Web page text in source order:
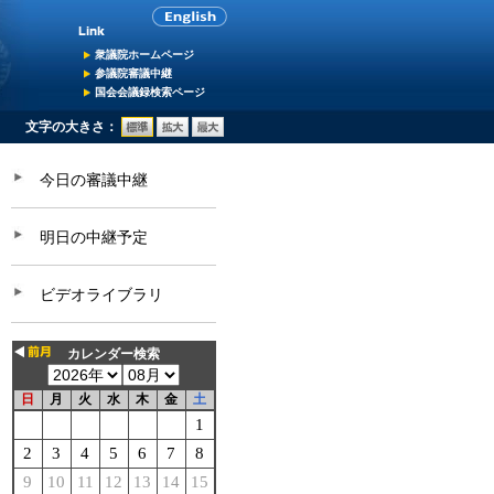
衆議院ホームページ
参議院審議中継
国会会議録検索ページ
文字の大きさ：
今日の審議中継
明日の中継予定
ビデオライブラリ
カレンダー検索
日 月 火 水 木 金 土
1
2
3 4 5 6 7
8
9
10 11 12 13 14
15